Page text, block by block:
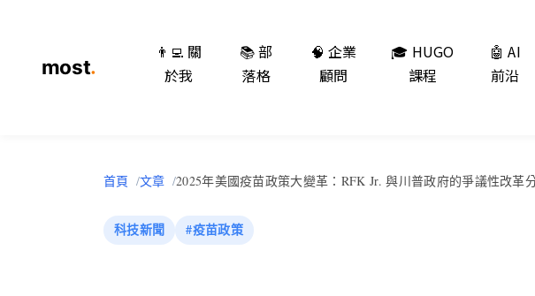
👨‍💻 關
於我
📚 部
落格
🧠 企業
顧問
🎓 HUGO
課程
🤖 AI
前沿
首頁 文章 2025年美國疫苗政策大變革：RFK Jr. 與川普政府的爭議性改革
科技新聞 #疫苗政策